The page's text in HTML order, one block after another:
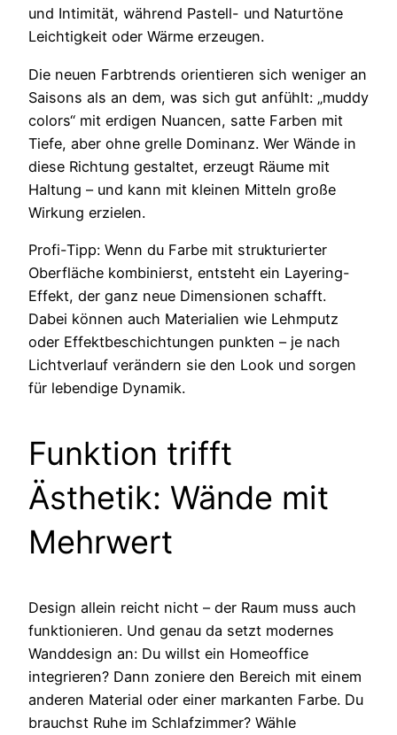
und Intimität, während Pastell- und Naturtöne
Leichtigkeit oder Wärme erzeugen.
Die neuen Farbtrends orientieren sich weniger an
Saisons als an dem, was sich gut anfühlt: „muddy
colors“ mit erdigen Nuancen, satte Farben mit
Tiefe, aber ohne grelle Dominanz. Wer Wände in
diese Richtung gestaltet, erzeugt Räume mit
Haltung – und kann mit kleinen Mitteln große
Wirkung erzielen.
Profi-Tipp: Wenn du Farbe mit strukturierter
Oberfläche kombinierst, entsteht ein Layering-
Effekt, der ganz neue Dimensionen schafft.
Dabei können auch Materialien wie Lehmputz
oder Effektbeschichtungen punkten – je nach
Lichtverlauf verändern sie den Look und sorgen
für lebendige Dynamik.
Funktion trifft
Ästhetik: Wände mit
Mehrwert
Design allein reicht nicht – der Raum muss auch
funktionieren. Und genau da setzt modernes
Wanddesign an: Du willst ein Homeoffice
integrieren? Dann zoniere den Bereich mit einem
anderen Material oder einer markanten Farbe. Du
brauchst Ruhe im Schlafzimmer? Wähle